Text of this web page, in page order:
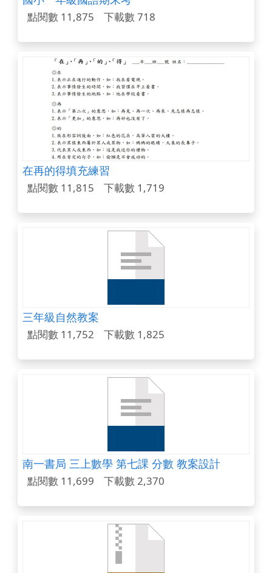
點閱數 11,875 下載數 718
在再的得填充練習
點閱數 11,815 下載數 1,719
三年級自然教案
點閱數 11,752 下載數 1,825
南一書局 三上數學 第七課 分數 教案設計
點閱數 11,699 下載數 2,370